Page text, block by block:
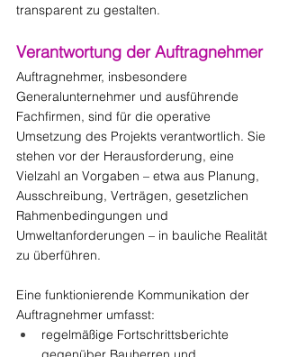
transparent zu gestalten.
Verantwortung der Auftragnehmer
Auftragnehmer, insbesondere
Generalunternehmer und ausführende
Fachfirmen, sind für die operative
Umsetzung des Projekts verantwortlich. Sie
stehen vor der Herausforderung, eine
Vielzahl an Vorgaben – etwa aus Planung,
Ausschreibung, Verträgen, gesetzlichen
Rahmenbedingungen und
Umweltanforderungen – in bauliche Realität
zu überführen.
Eine funktionierende Kommunikation der
Auftragnehmer umfasst:
regelmäßige Fortschrittsberichte